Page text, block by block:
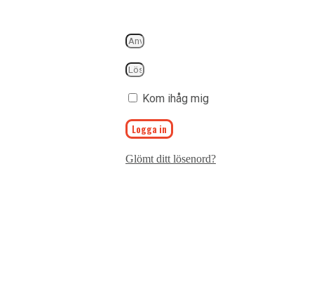
Kom ihåg mig
Logga in
Glömt ditt lösenord?